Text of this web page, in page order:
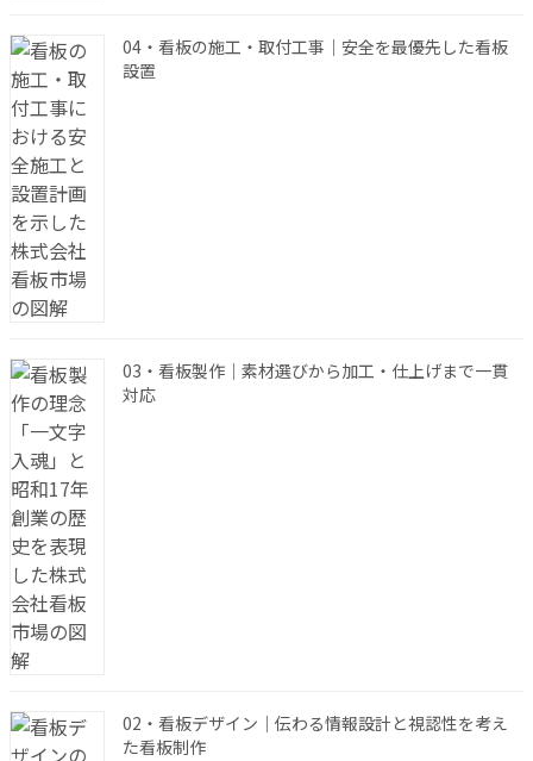
04・看板の施工・取付工事｜安全を最優先した看板
設置
03・看板製作｜素材選びから加工・仕上げまで一貫
対応
02・看板デザイン｜伝わる情報設計と視認性を考え
た看板制作